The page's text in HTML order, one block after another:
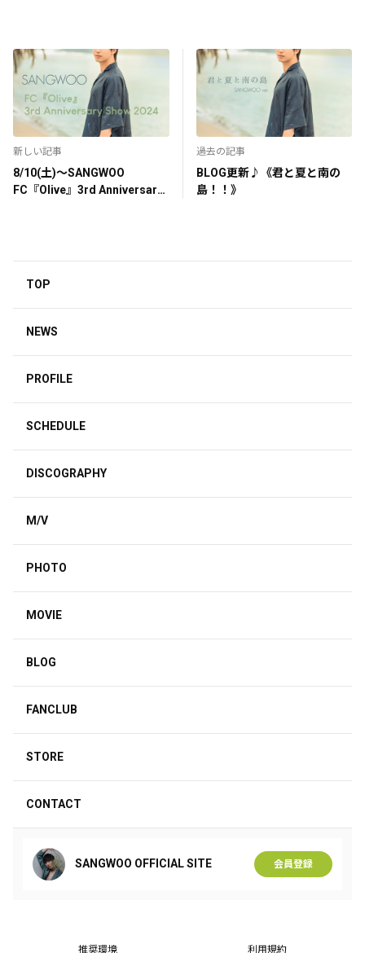
新しい記事
8/10(土)〜SANGWOO
FC『Olive』3rd Anniversary
過去の記事
BLOG更新♪《君と夏と南の
島！！》
TOP
NEWS
PROFILE
SCHEDULE
DISCOGRAPHY
M/V
PHOTO
MOVIE
BLOG
FANCLUB
STORE
CONTACT
SANGWOO OFFICIAL SITE 会員登録
推奨環境 利用規約